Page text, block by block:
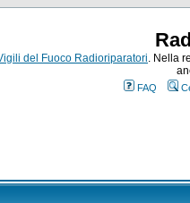
del Fuoco Radioriparatori. Nella
FAQ